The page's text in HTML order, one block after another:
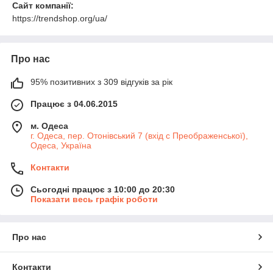
Сайт компанії:
https://trendshop.org/ua/
Про нас
95% позитивних з 309 відгуків за рік
Працює з 04.06.2015
м. Одеса
г. Одеса, пер. Отонівський 7 (вхід с Преображенської),
Одеса, Україна
Контакти
Сьогодні працює з 10:00 до 20:30
Показати весь графік роботи
Про нас
Контакти